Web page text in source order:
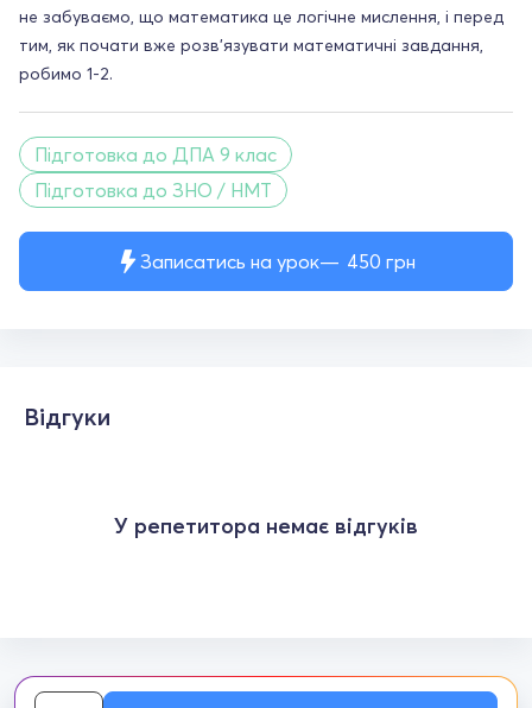
Записатись на урок 450 грн
не забуваємо, що математика це логічне мислення, і перед
тим, як почати вже розв'язувати математичні завдання,
робимо 1-2.
Підготовка до ДПА 9 клас
Підготовка до ЗНО / НМТ
Відгуки
У репетитора немає відгуків